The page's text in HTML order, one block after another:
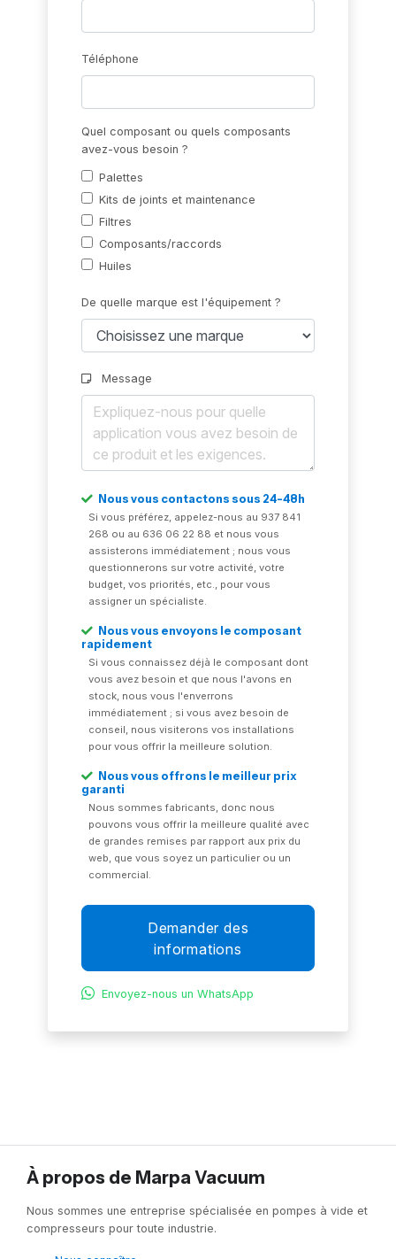
Téléphone
Quel composant ou quels composants
avez-vous besoin ?
Palettes
Kits de joints et maintenance
Filtres
Composants/raccords
Huiles
De quelle marque est l'équipement ?
Message
Nous vous contactons sous 24-48h
Si vous préférez, appelez-nous au 937 841
268 ou au 636 06 22 88 et nous vous
assisterons immédiatement ; nous vous
questionnerons sur votre activité, votre
budget, vos priorités, etc., pour vous
assigner un spécialiste.
Nous vous envoyons le composant
rapidement
Si vous connaissez déjà le composant dont
vous avez besoin et que nous l'avons en
stock, nous vous l'enverrons
immédiatement ; si vous avez besoin de
conseil, nous visiterons vos installations
pour vous offrir la meilleure solution.
Nous vous offrons le meilleur prix
garanti
Nous sommes fabricants, donc nous
pouvons vous offrir la meilleure qualité avec
de grandes remises par rapport aux prix du
web, que vous soyez un particulier ou un
commercial.
Demander des
informations
Envoyez-nous un WhatsApp
À propos de Marpa Vacuum
Nous sommes une entreprise spécialisée en pompes à vide et
compresseurs pour toute industrie.